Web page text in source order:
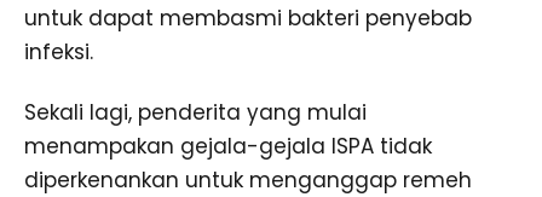
untuk dapat membasmi bakteri penyebab
infeksi.
Sekali lagi, penderita yang mulai
menampakan gejala-gejala ISPA tidak
diperkenankan untuk menganggap remeh